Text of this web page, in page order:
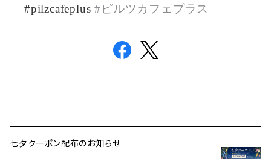
#pilzcafeplus#ピルツカフェプラス
七夕クーポン配布のお知らせ